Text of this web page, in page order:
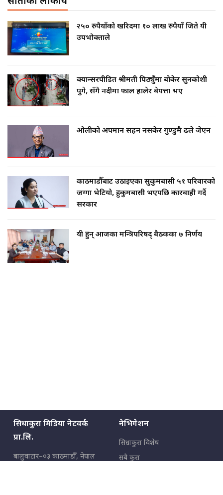
२५० रुपैयाँको खरिदमा १० लाख रुपैयाँ जिते यी
उपभोक्ताले
क्यान्सरपीडित श्रीमती पिठ्युँमा बोकेर सुनकोशी
पुगे, सँगै नदीमा फाल हालेर बेपत्ता भए
ओलीको अपमान सहन नसकेर गुण्डुमै ढले जेएन
काठमाडौँबाट उठाइएका सुकुमबासी ५१ परिवारको
जग्गा भेटियो, हुकुमबासी भएपछि कारवाही गर्दै
सरकार
यी हुन् आजका मन्त्रिपरिषद् बैठकका ७ निर्णय
सिधाकुरा मिडिया नेटवर्क
प्रा.लि.
बालुवाटार–०३ काठमाडौँ, नेपाल
नेभिगेशन
सिधाकुरा विशेष
सबै कुरा